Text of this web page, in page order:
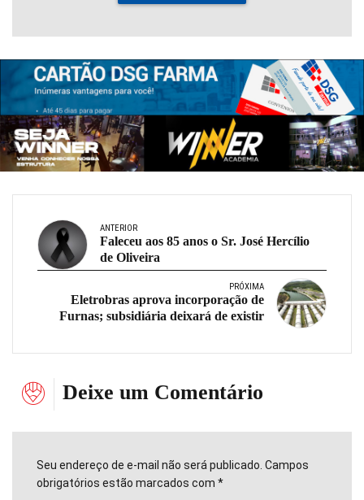
ANTERIOR
Faleceu aos 85 anos o Sr. José Hercílio
de Oliveira
PRÓXIMA
Eletrobras aprova incorporação de
Furnas; subsidiária deixará de existir
Deixe um Comentário
Seu endereço de e-mail não será publicado. Campos
obrigatórios estão marcados com *